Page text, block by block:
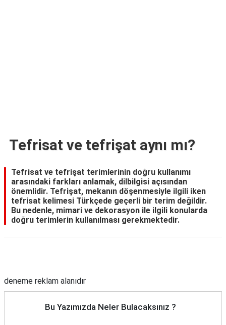
Tefrisat ve tefrişat aynı mı?
Tefrisat ve tefrişat terimlerinin doğru kullanımı
arasındaki farkları anlamak, dilbilgisi açısından
önemlidir. Tefrişat, mekanın döşenmesiyle ilgili iken
tefrisat kelimesi Türkçede geçerli bir terim değildir.
Bu nedenle, mimari ve dekorasyon ile ilgili konularda
doğru terimlerin kullanılması gerekmektedir.
deneme reklam alanıdır
Bu Yazımızda Neler Bulacaksınız ?